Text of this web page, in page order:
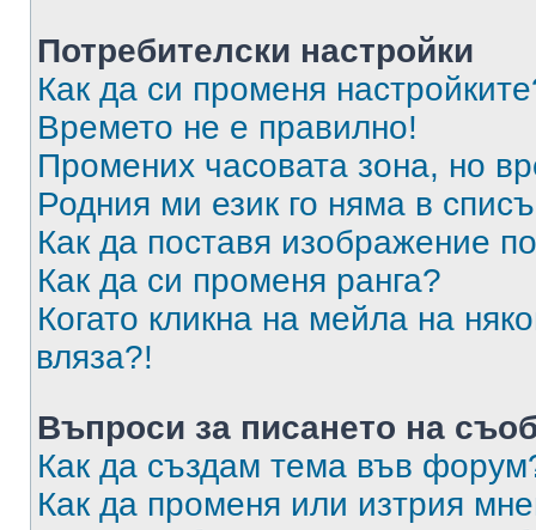
Потребителски настройки
Как да си променя
Времето не е правилно!
Промених часовата зона, но
Родния ми език го няма в
Как да поставя изображение
Как да си променя ранга?
Когато кликна на мейла на
вляза?!
Въпроси за писането на
Как да създам тема във
Как да променя или изтрия